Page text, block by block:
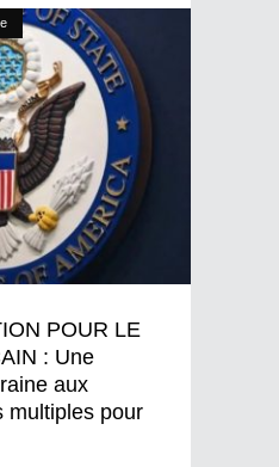
POUR LE
: Une
aux
multiples pour